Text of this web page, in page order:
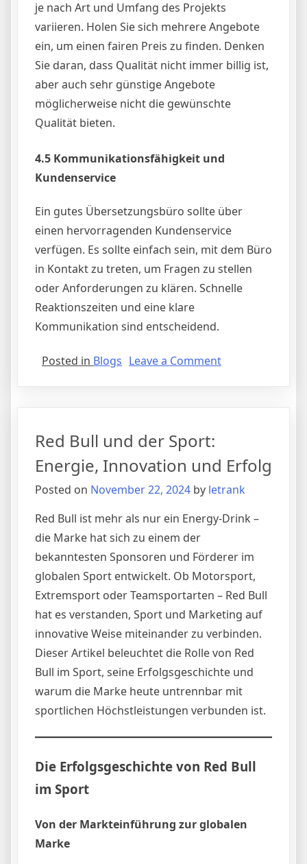
je nach Art und Umfang des Projekts
variieren. Holen Sie sich mehrere Angebote
ein, um einen fairen Preis zu finden. Denken
Sie daran, dass Qualität nicht immer billig ist,
aber auch sehr günstige Angebote
möglicherweise nicht die gewünschte
Qualität bieten.
4.5 Kommunikationsfähigkeit und
Kundenservice
Ein gutes Übersetzungsbüro sollte über
einen hervorragenden Kundenservice
verfügen. Es sollte einfach sein, mit dem Büro
in Kontakt zu treten, um Fragen zu stellen
oder Anforderungen zu klären. Schnelle
Reaktionszeiten und eine klare
Kommunikation sind entscheidend.
Posted in Blogs Leave a Commenton
den
Vorteilen
der
des
richtigen
Anbieters
Red Bull und der Sport:
Energie, Innovation und Erfolg
Posted on November 22, 2024 by letrank
Red Bull ist mehr als nur ein Energy-Drink –
die Marke hat sich zu einem der
bekanntesten Sponsoren und Förderer im
globalen Sport entwickelt. Ob Motorsport,
Extremsport oder Teamsportarten – Red Bull
hat es verstanden, Sport und Marketing auf
innovative Weise miteinander zu verbinden.
Dieser Artikel beleuchtet die Rolle von Red
Bull im Sport, seine Erfolgsgeschichte und
warum die Marke heute untrennbar mit
sportlichen Höchstleistungen verbunden ist.
Die Erfolgsgeschichte von Red Bull
im Sport
Von der Markteinführung zur globalen
Marke